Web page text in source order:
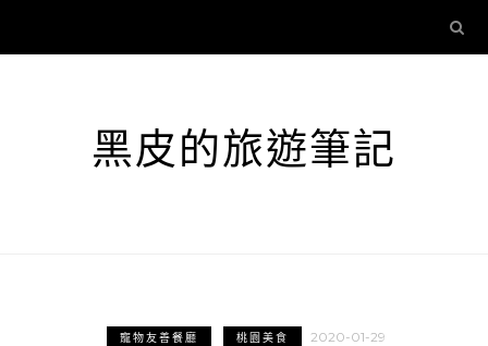
黑皮的旅遊筆記
寵物友善餐廳 桃園美食 2020-01-29